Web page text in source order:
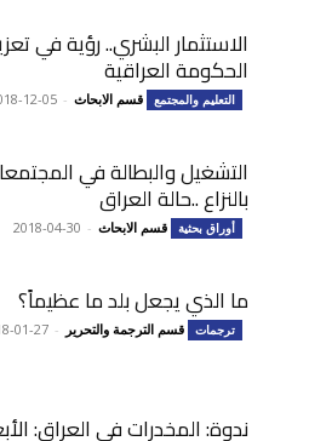
الاستثمار البشري.. رؤية في
الحكومة العراقية
التعليم والمجتمع قسم الابحاث -
12-05
التشغيل والبطالة في
بالنزاع ..حالة العراق
أوراق بحثية قسم الابحاث -
2018-04-30
ما الذي يجعل بلد ما عظيماً؟
ترجمات قسم الترجمة والتحرير -
01-27
ندوة: المخدرات في العراق: